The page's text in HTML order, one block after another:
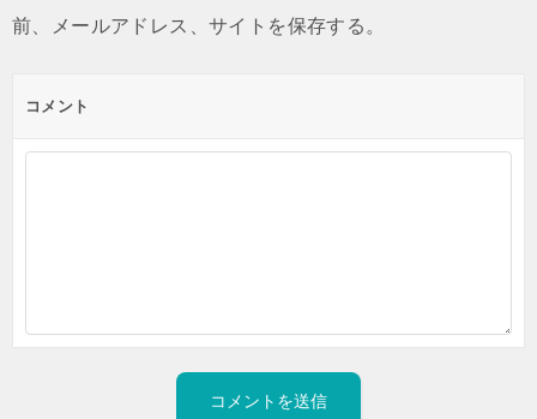
前、メールアドレス、サイトを保存する。
コメント